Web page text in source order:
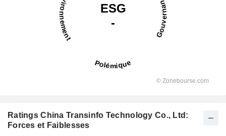
Ratings China Transinfo Technology Co., Ltd:
Forces et Faiblesses